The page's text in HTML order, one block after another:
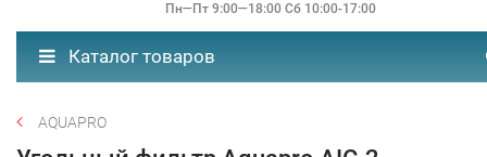
Пн—Пт 9:00—18:00 Сб 10:00-17:00
Каталог товаров
AQUAPRO